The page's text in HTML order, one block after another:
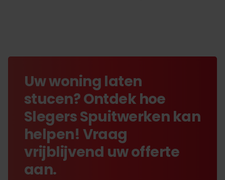
Uw woning laten
stucen? Ontdek hoe
Slegers Spuitwerken kan
helpen! Vraag
vrijblijvend uw offerte
aan.